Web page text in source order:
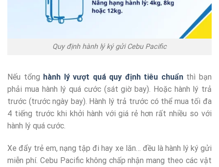
Quy định hành lý ký gửi Cebu Pacific
Nếu tổng hành lý vượt quá quy định tiêu chuẩnthì bạn
phải mua hành lý quá cước (sát giờ bay). Hoặc hành lý trả
trước (trước ngày bay). Hành lý trả trước có thể mua tối đa
4 tiếng trước khi khởi hành với giá rẻ hơn rất nhiều so với
hành lý quá cước.
Xe đẩy trẻ em, nạng tập đi hay xe lăn… đều là hành lý ký gửi
miễn phí. Cebu Pacific không chấp nhận mang theo các vật